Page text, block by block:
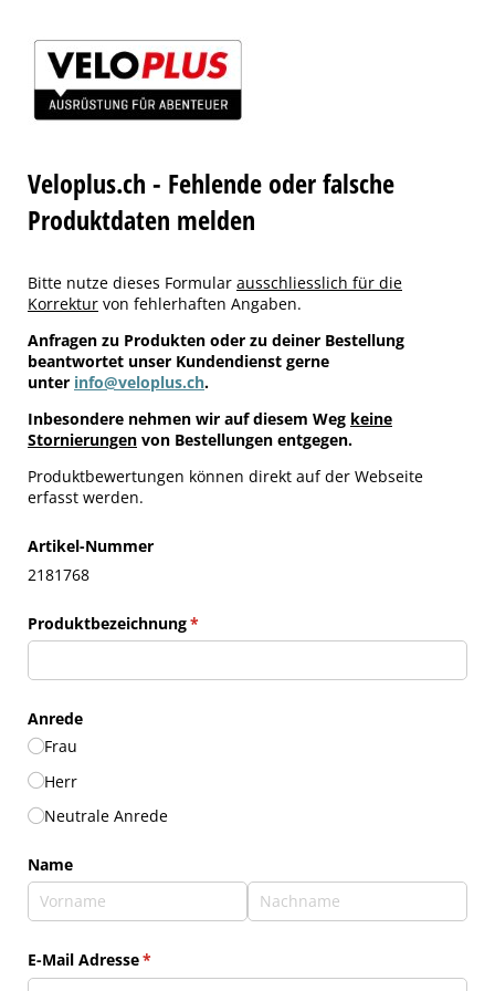
Veloplus.ch - Fehlende oder falsche
Produktdaten melden
Bitte nutze dieses Formular ausschliesslich für die
Korrektur von fehlerhaften Angaben.
Anfragen zu Produkten oder zu deiner Bestellung
beantwortet unser Kundendienst gerne
unter info@veloplus.ch.
Inbesondere nehmen wir auf diesem Weg keine
Stornierungen von Bestellungen entgegen.
Produktbewertungen können direkt auf der Webseite
erfasst werden.
Artikel-Nummer
2181768
Produktbezeichnung*
(erforderlich)
Anrede
Frau
Herr
Neutrale Anrede
Name
E-Mail Adresse*
(erforderlich)